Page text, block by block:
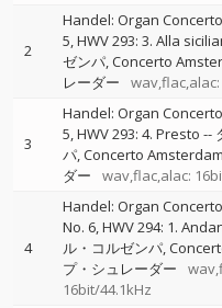
2
Handel: Organ
5, HWV 293: 3. Alla
ゼンパ Concerto
レーダー
3
Handel: Organ
5, HWV 293: 4. Presto --
パ Concerto Amsterdam
ダー
wav,flac,alac:
4
Handel: Organ
No. 6, HWV 294: 1.
ル・コルゼンパ
プ・シュレーダー
16bit/44.1kHz